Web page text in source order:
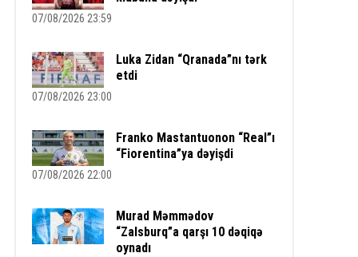
07/08/2026 23:59
Luka Zidan “Qranada”nı tərk
etdi
07/08/2026 23:00
Franko Mastantuonon “Real”ı
“Fiorentina”ya dəyişdi
07/08/2026 22:00
Murad Məmmədov
“Zalsburq”a qarşı 10 dəqiqə
oynadı